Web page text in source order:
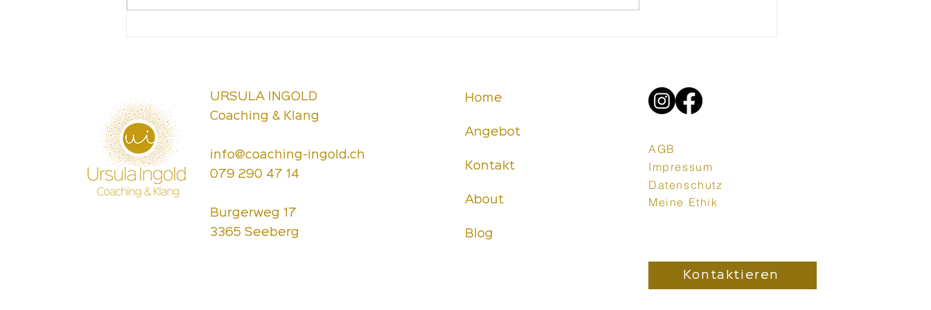
URSULA INGOLD
Coaching & Klang
info@coaching-ingold.ch
079 290 47 14
Burgerweg 17
3365 Seeberg
Home
Angebot
Kontakt
About
Blog
AGB
Impressum
Datenschutz
Meine Ethik
Kontaktieren